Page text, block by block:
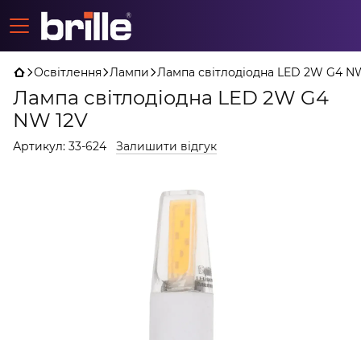
Освітлення Лампи Лампа світлодіодна LED 2W G4
Лампа світлодіодна LED 2W G4
NW 12V
Артикул: 33-624 Залишити відгук